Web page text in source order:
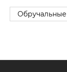
Обручальные